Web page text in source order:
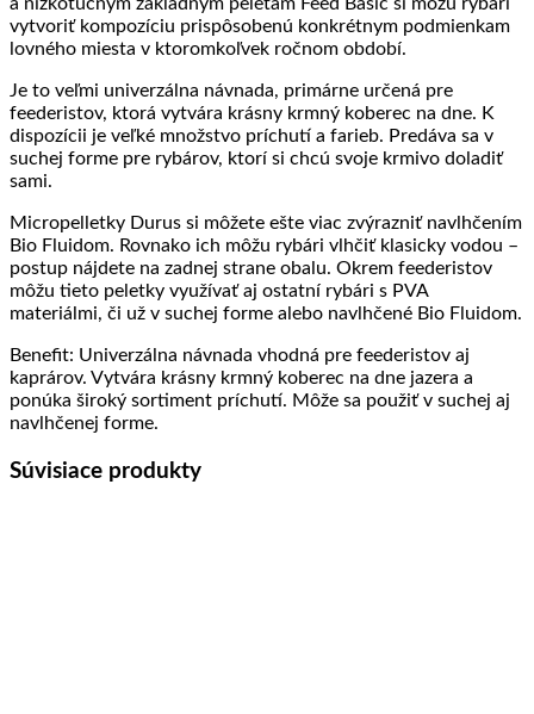
a nízkotučným základným peletám Feed Basic si môžu rybári
vytvoriť kompozíciu prispôsobenú konkrétnym podmienkam
lovného miesta v ktoromkoľvek ročnom období.
Je to veľmi univerzálna návnada, primárne určená pre
feederistov, ktorá vytvára krásny krmný koberec na dne. K
dispozícii je veľké množstvo príchutí a farieb. Predáva sa v
suchej forme pre rybárov, ktorí si chcú svoje krmivo doladiť
sami.
Micropelletky Durus si môžete ešte viac zvýrazniť navlhčením
Bio Fluidom. Rovnako ich môžu rybári vlhčiť klasicky vodou –
postup nájdete na zadnej strane obalu. Okrem feederistov
môžu tieto peletky využívať aj ostatní rybári s PVA
materiálmi, či už v suchej forme alebo navlhčené Bio Fluidom.
Benefit: Univerzálna návnada vhodná pre feederistov aj
kaprárov. Vytvára krásny krmný koberec na dne jazera a
ponúka široký sortiment príchutí. Môže sa použiť v suchej aj
navlhčenej forme.
Súvisiace produkty